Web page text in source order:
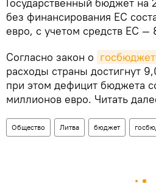
без финансирования ЕС
евро, с учетом средств ЕС
Согласно закон о
расходы страны достигнут
при этом дефицит бюджета
миллионов евро. Читать
Общество Литва бюджет